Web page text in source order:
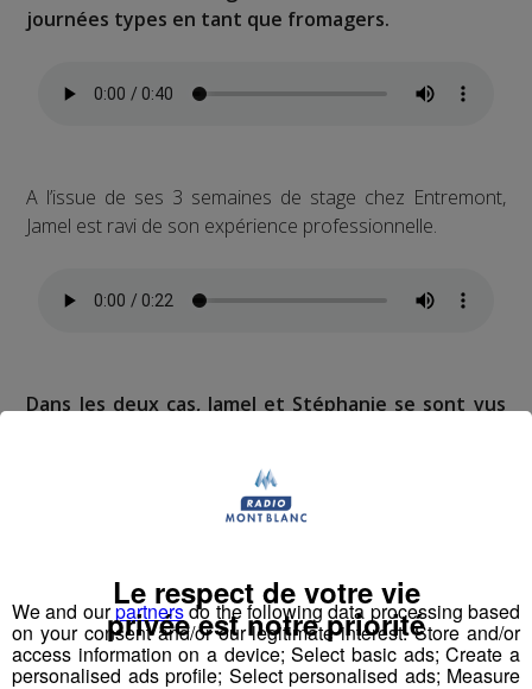
journées types en tant que fromagers.
A l’issue de ses 3 semaines de stage chez Entremont,
Jamel est ravi de son expérience professionnelle.
Dans les deux cas, Jamel et Stéphanie se sont vus
d’une possible évolution.
Partager sur Facebook
We and ourpartnersdo the following data processing based
on your consent and/or our legitimate interest: Store and/or
access information on a device; Select basic ads; Create a
personalised ads profile; Select personalised ads; Measure
Le respect de votre vie
privée est notre priorité